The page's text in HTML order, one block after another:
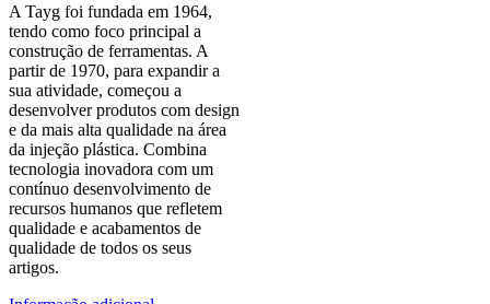
A Tayg foi fundada em 1964,
tendo como foco principal a
construção de ferramentas. A
partir de 1970, para expandir a
sua atividade, começou a
desenvolver produtos com design
e da mais alta qualidade na área
da injeção plástica. Combina
tecnologia inovadora com um
contínuo desenvolvimento de
recursos humanos que refletem
qualidade e acabamentos de
qualidade de todos os seus
artigos.